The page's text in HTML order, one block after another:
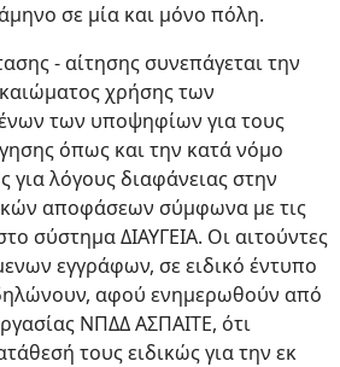
σε μία και μόνο πόλη.
- αίτησης συνεπάγεται την
χρήσης των
των υποψηφίων για τους
όπως και την κατά νόμο
για λόγους διαφάνειας στην
αποφάσεων σύμφωνα με τις
σύστημα ΔΙΑΥΓΕΙΑ. Οι αιτούντες
εγγράφων, σε ειδικό έντυπο
αφού ενημερωθούν από
ΝΠΔΔ ΑΣΠΑΙΤΕ, ότι
τους ειδικώς για την εκ